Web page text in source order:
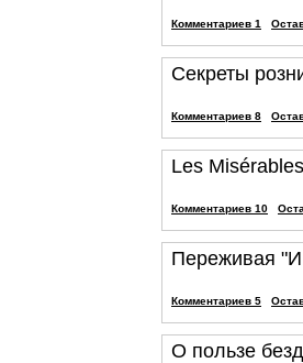
Комментариев 1
Секреты
Комментариев 8
Les Misérables
Комментариев 10
Переживая
Комментариев 5
О пользе